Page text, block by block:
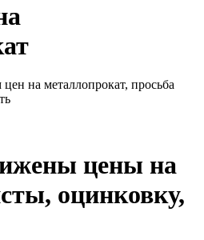
на металлопрокат, просьба
цены на
оцинковку,